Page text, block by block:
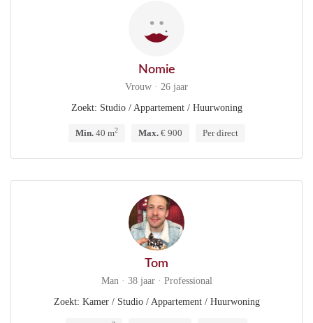
Nomie
Vrouw · 26 jaar
Zoekt: Studio / Appartement / Huurwoning
Min.40 m2 Max.€ 900 Per direct
Tom
Man · 38 jaar · Professional
Zoekt: Kamer / Studio / Appartement / Huurwoning